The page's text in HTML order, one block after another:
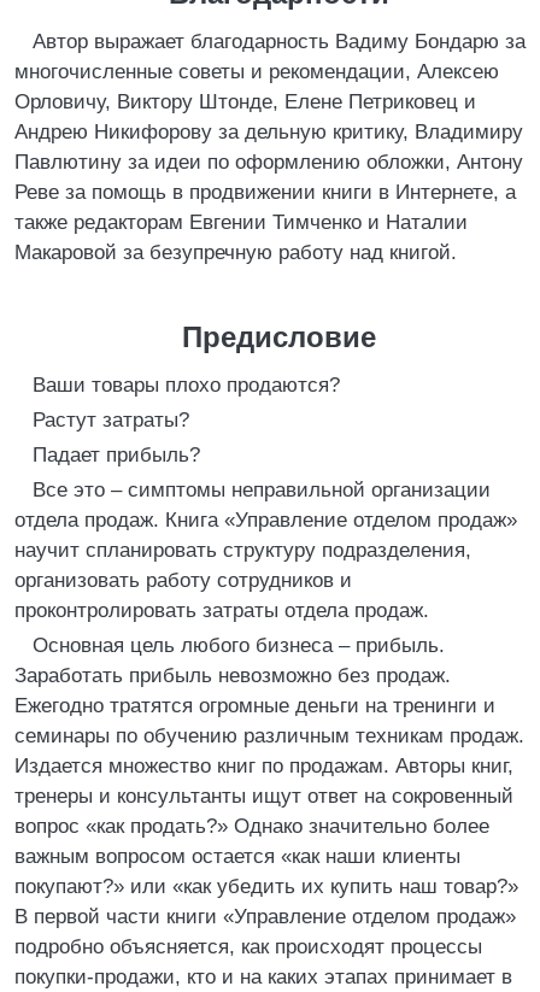
Автор выражает благодарность Вадиму Бондарю за
многочисленные советы и рекомендации, Алексею
Орловичу, Виктору Штонде, Елене Петриковец и
Андрею Никифорову за дельную критику, Владимиру
Павлютину за идеи по оформлению обложки, Антону
Реве за помощь в продвижении книги в Интернете, а
также редакторам Евгении Тимченко и Наталии
Макаровой за безупречную работу над книгой.
Предисловие
Ваши товары плохо продаются?
Растут затраты?
Падает прибыль?
Все это – симптомы неправильной организации
отдела продаж. Книга «Управление отделом продаж»
научит спланировать структуру подразделения,
организовать работу сотрудников и
проконтролировать затраты отдела продаж.
Основная цель любого бизнеса – прибыль.
Заработать прибыль невозможно без продаж.
Ежегодно тратятся огромные деньги на тренинги и
семинары по обучению различным техникам продаж.
Издается множество книг по продажам. Авторы книг,
тренеры и консультанты ищут ответ на сокровенный
вопрос «как продать?» Однако значительно более
важным вопросом остается «как наши клиенты
покупают?» или «как убедить их купить наш товар?»
В первой части книги «Управление отделом продаж»
подробно объясняется, как происходят процессы
покупки-продажи, кто и на каких этапах принимает в